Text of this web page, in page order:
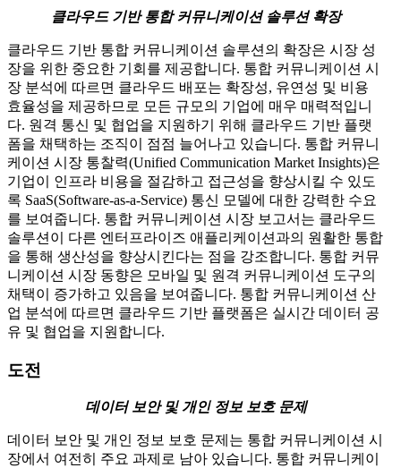
클라우드 기반 통합 커뮤니케이션 솔루션 확장
클라우드 기반 통합 커뮤니케이션 솔루션의 확장은 시장 성
장을 위한 중요한 기회를 제공합니다. 통합 커뮤니케이션 시
장 분석에 따르면 클라우드 배포는 확장성, 유연성 및 비용
효율성을 제공하므로 모든 규모의 기업에 매우 매력적입니
다. 원격 통신 및 협업을 지원하기 위해 클라우드 기반 플랫
폼을 채택하는 조직이 점점 늘어나고 있습니다. 통합 커뮤니
케이션 시장 통찰력(Unified Communication Market Insights)은
기업이 인프라 비용을 절감하고 접근성을 향상시킬 수 있도
록 SaaS(Software-as-a-Service) 통신 모델에 대한 강력한 수요
를 보여줍니다. 통합 커뮤니케이션 시장 보고서는 클라우드
솔루션이 다른 엔터프라이즈 애플리케이션과의 원활한 통합
을 통해 생산성을 향상시킨다는 점을 강조합니다. 통합 커뮤
니케이션 시장 동향은 모바일 및 원격 커뮤니케이션 도구의
채택이 증가하고 있음을 보여줍니다. 통합 커뮤니케이션 산
업 분석에 따르면 클라우드 기반 플랫폼은 실시간 데이터 공
유 및 협업을 지원합니다.
도전
데이터 보안 및 개인 정보 보호 문제
데이터 보안 및 개인 정보 보호 문제는 통합 커뮤니케이션 시
장에서 여전히 주요 과제로 남아 있습니다. 통합 커뮤니케이